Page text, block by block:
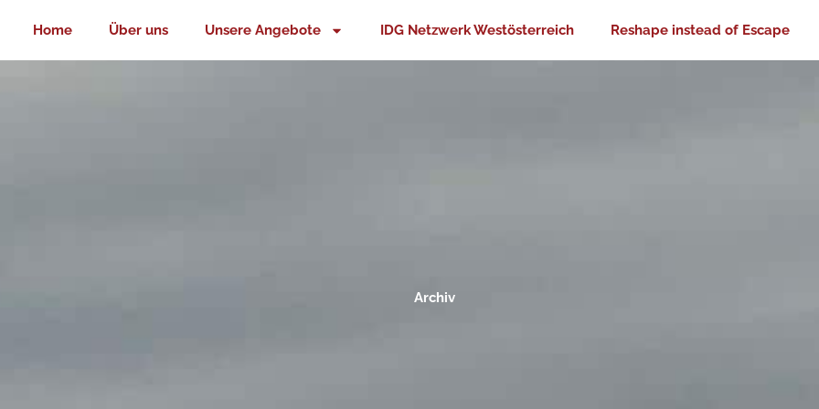
Inhalt
springen
Home Über uns Unsere Angebote IDG Netzwerk Westösterreich Reshape instead of Escape
Archiv